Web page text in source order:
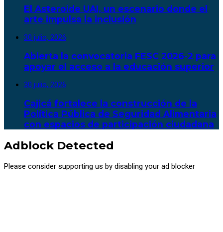
El Asteroide UAI, un escenario donde el
arte impulsa la inclusión
30 julio, 2026
Abierta la convocatoria FESC 2026-2 para
apoyar el acceso a la educación superior
30 julio, 2026
Cajicá fortalece la construcción de la
Política Pública de Seguridad Alimentaria
con espacios de participación ciudadana
Adblock Detected
Please consider supporting us by disabling your ad blocker